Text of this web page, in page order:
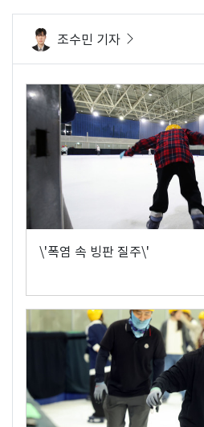
조수민 기자
\'폭염 속 빙판 질주\'